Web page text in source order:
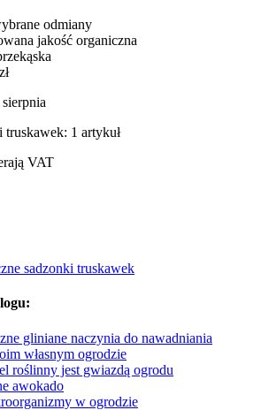
odmiany
jakość organiczna
1 artykuł
VAT
sadzonki truskawek
gliniane naczynia do nawadniania
własnym ogrodzie
roślinny jest gwiazdą ogrodu
awokado
w ogrodzie